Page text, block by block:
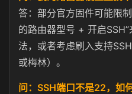
答：部分官方固件可能限
的路由器型号 + 开启
法，或者考虑刷入支持
或梅林）。
问：SSH端口不是22，如